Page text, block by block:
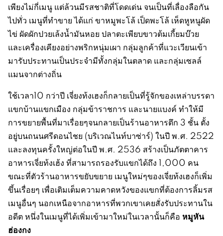
เพียงไม่กี่เมนู แต่ล้วนมีรสชาติที่โดดเด่น จนเป็นที่เลื่องลือกัน
ไปทั่ว เมนูที่ทำขาย ได้แก่ ขาหมูพะโล้ เป็ดพะโล้ เห็ดหูหนูผัด
ไข่ ผัดผักปวยเล้งน้ำมันหอย ปลาตะเพียบขาวต้มเกี้ยมบ๊วย
และเครื่องเคียงอย่างพริกหนุ่มเผา กลุ่มลูกค้าที่แวะเวียนเข้า
มารับประทานเป็นประจำมีทั้งกลุ่มในตลาด และกลุ่มเซลล์
แมนจากต่างถิ่น
ใช้เวลา10 กว่าปี เจี่ยงท้งเฮงก็กลายเป็นที่รู้จักของเหล่าบรรดา
แขกบ้านแขกเมือง กลุ่มข้าราชการ และนายแบงค์ ทำให้มี
การขยายพื้นที่มาเรื่อยๆจนกลายเป็นร้านอาหารตึก 3 ชั้น ตั้ง
อยู่บนถนนศรีดอนไชย (บริเวณไนท์บาซ่าร์) ในปี พ.ศ. 2522
และลงทุนครั้งใหญ่ต่อในปี พ.ศ. 2536 สร้างเป็นภัตตาคาร
อาหารเจี่ยท้งเฮ้ง ที่สามารถรองรับแขกได้ถึง 1,000 คน
ขณะที่ตัวร้านอาหารขยับขยาย เมนูใหม่ๆของเจี่ยท้งเฮงก็เพิ่ม
ขึ้นเรื่อยๆ เพื่อเติมเต็มความคาดหวังของแขกที่ต้องการลิ้มรส
เมนูอื่นๆ นอกเหนือจากอาหารที่พวกเขาเคยสั่งรับประทานใน
อดีต หนึ่งในเมนูที่ได้เพิ่มเข้ามาใหม่ในเวลานั้นก็คือ หมูหัน
ฮ่องกง